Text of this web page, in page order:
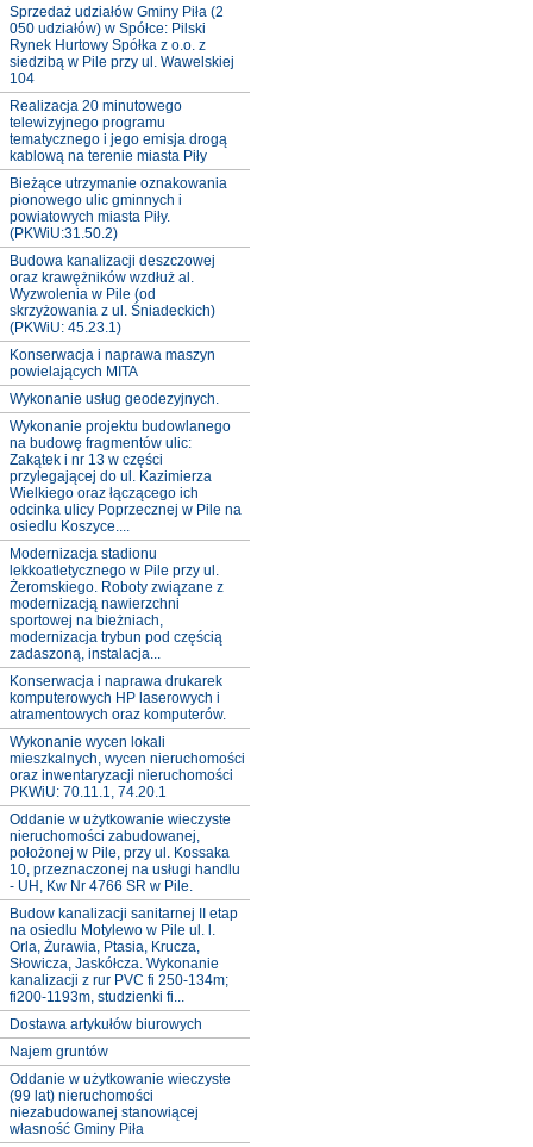
Sprzedaż udziałów Gminy Piła (2
050 udziałów) w Spółce: Pilski
Rynek Hurtowy Spółka z o.o. z
siedzibą w Pile przy ul. Wawelskiej
104
Realizacja 20 minutowego
telewizyjnego programu
tematycznego i jego emisja drogą
kablową na terenie miasta Piły
Bieżące utrzymanie oznakowania
pionowego ulic gminnych i
powiatowych miasta Piły.
(PKWiU:31.50.2)
Budowa kanalizacji deszczowej
oraz krawężników wzdłuż al.
Wyzwolenia w Pile (od
skrzyżowania z ul. Śniadeckich)
(PKWiU: 45.23.1)
Konserwacja i naprawa maszyn
powielających MITA
Wykonanie usług geodezyjnych.
Wykonanie projektu budowlanego
na budowę fragmentów ulic:
Zakątek i nr 13 w części
przylegającej do ul. Kazimierza
Wielkiego oraz łączącego ich
odcinka ulicy Poprzecznej w Pile na
osiedlu Koszyce....
Modernizacja stadionu
lekkoatletycznego w Pile przy ul.
Żeromskiego. Roboty związane z
modernizacją nawierzchni
sportowej na bieżniach,
modernizacja trybun pod częścią
zadaszoną, instalacja...
Konserwacja i naprawa drukarek
komputerowych HP laserowych i
atramentowych oraz komputerów.
Wykonanie wycen lokali
mieszkalnych, wycen nieruchomości
oraz inwentaryzacji nieruchomości
PKWiU: 70.11.1, 74.20.1
Oddanie w użytkowanie wieczyste
nieruchomości zabudowanej,
położonej w Pile, przy ul. Kossaka
10, przeznaczonej na usługi handlu
- UH, Kw Nr 4766 SR w Pile.
Budow kanalizacji sanitarnej II etap
na osiedlu Motylewo w Pile ul. l.
Orla, Żurawia, Ptasia, Krucza,
Słowicza, Jaskółcza. Wykonanie
kanalizacji z rur PVC fi 250-134m;
fi200-1193m, studzienki fi...
Dostawa artykułów biurowych
Najem gruntów
Oddanie w użytkowanie wieczyste
(99 lat) nieruchomości
niezabudowanej stanowiącej
własność Gminy Piła